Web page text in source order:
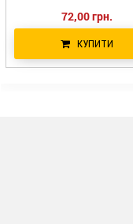
72,00 грн.
КУПИТИ